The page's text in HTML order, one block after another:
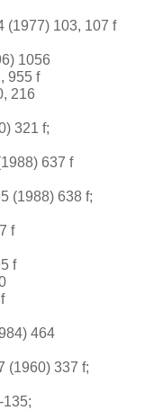
(1977) 103, 107 f
1056
955 f
216
321 f;
637 f
(1988) 638 f;
f
f
464
(1960) 337 f;
135;